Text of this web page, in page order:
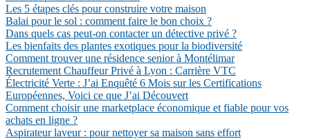
Les 5 étapes clés pour construire votre maison
Balai pour le sol : comment faire le bon choix ?
Dans quels cas peut-on contacter un détective privé ?
Les bienfaits des plantes exotiques pour la biodiversité
Comment trouver une résidence senior à Montélimar
Recrutement Chauffeur Privé à Lyon : Carrière VTC
Électricité Verte : J’ai Enquêté 6 Mois sur les Certifications
Européennes, Voici ce que J’ai Découvert
Comment choisir une marketplace économique et fiable pour vos
achats en ligne ?
Aspirateur laveur : pour nettoyer sa maison sans effort